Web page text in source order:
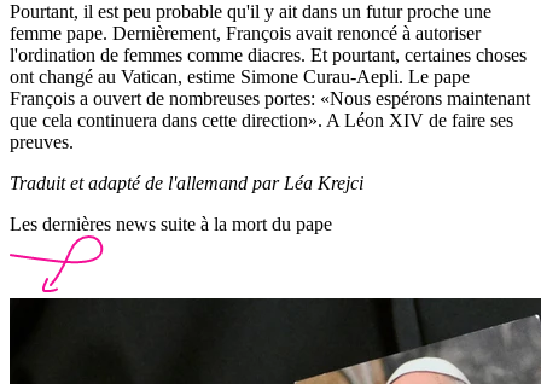
Pourtant, il est peu probable qu'il y ait dans un futur proche une
femme pape. Dernièrement, François avait renoncé à autoriser
l'ordination de femmes comme diacres. Et pourtant, certaines choses
ont changé au Vatican, estime Simone Curau-Aepli. Le pape
François a ouvert de nombreuses portes: «Nous espérons maintenant
que cela continuera dans cette direction». A Léon XIV de faire ses
preuves.
Traduit et adapté de l'allemand par Léa Krejci
Les dernières news suite à la mort du pape